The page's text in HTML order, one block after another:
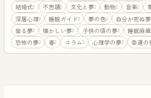
結婚式2 不思議2 文化と夢2 動物2 音楽2
深層心理2 睡眠ガイド2 夢の色2 自分が死ぬ夢
登る夢2 懐かしい夢2 子供の頃の夢2 睡眠麻痺
恐怖の夢2 春2 コラム2 心理学の夢2 幸運の